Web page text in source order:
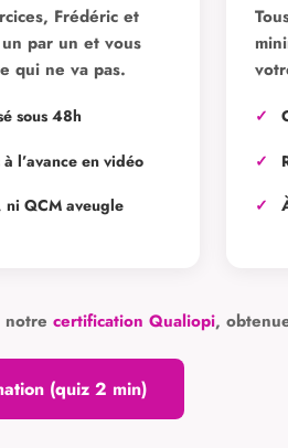
Frédéric et
par un et vous
qui ne va pas.
sous 48h
l’avance en vidéo
ni QCM aveugle
notre certification Qualiopi,
(quiz 2 min)